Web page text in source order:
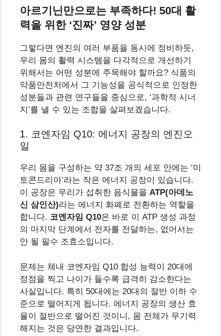
아르기닌만으로는 부족하다! 50대 활
력을 위한 ‘진짜’ 영양 성분
그렇다면 엔진의 여러 부품을 동시에 정비하듯,
우리 몸의 활력 시스템을 다각적으로 개선하기
위해서는 어떤 성분에 주목해야 할까요? 식품의
약품안전처에서 그 기능성을 공식적으로 인정한
성분들과 관련 연구들을 중심으로, ‘과학적 시너
지’를 낼 수 있는 조합을 살펴보겠습니다.
1. 코엔자임 Q10: 에너지 공장의 엔진오
일
우리 몸을 구성하는 약 37조 개의 세포 안에는 ‘미
토콘드리아’라는 작은 에너지 공장이 있습니다.
이 공장은 우리가 섭취한 음식물을 ATP(아데노
신 삼인산)라는 에너지 화폐로 전환하는 역할을
합니다. 코엔자임 Q10은 바로 이 ATP 생성 과정
의 마지막 단계에서 전자를 전달하는, 없어서는
안 될 필수 조효소입니다.
문제는 체내 코엔자임 Q10 합성 능력이 20대에
정점을 찍고 나이가 들수록 급격히 감소한다는
사실입니다. 특히 50대에는 20대의 절반 이하 수
준으로 떨어지게 됩니다. 에너지 공장의 생산 효
율이 절반으로 떨어진 것이니, 몸 전체가 무기력
해지는 것은 당연한 결과입니다.